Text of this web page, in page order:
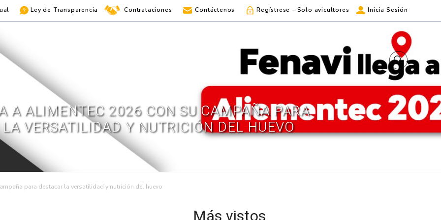
Ley de Transparencia Contrataciones Contáctenos Regístrese – Solo avicultores Inicia Sesión
A ALIMENTEC 2026 CON SU CAMPAÑA PARA
LA VERSATILIDAD Y NUTRICIÓN DEL HUEVO
para destacar la versatilidad y nutrición del huevo
Más vistos